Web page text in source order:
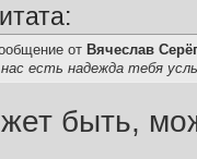
от Вячеслав
есть надежда тебя
быть,